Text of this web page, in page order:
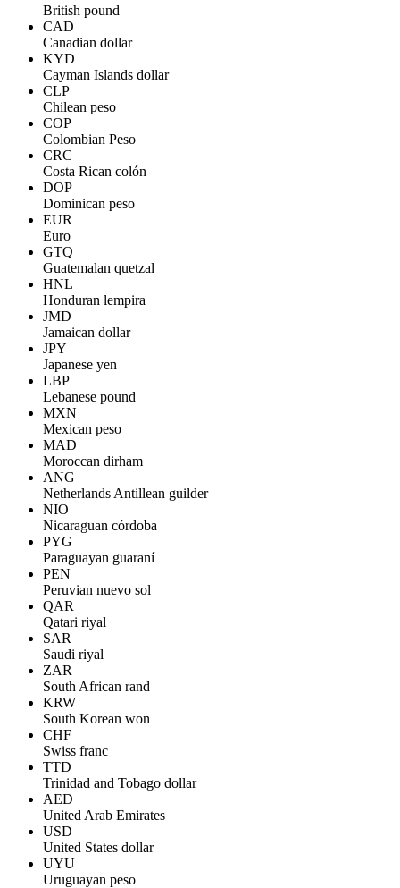
British pound
CAD
Canadian dollar
KYD
Cayman Islands dollar
CLP
Chilean peso
COP
Colombian Peso
CRC
Costa Rican colón
DOP
Dominican peso
EUR
Euro
GTQ
Guatemalan quetzal
HNL
Honduran lempira
JMD
Jamaican dollar
JPY
Japanese yen
LBP
Lebanese pound
MXN
Mexican peso
MAD
Moroccan dirham
ANG
Netherlands Antillean guilder
NIO
Nicaraguan córdoba
PYG
Paraguayan guaraní
PEN
Peruvian nuevo sol
QAR
Qatari riyal
SAR
Saudi riyal
ZAR
South African rand
KRW
South Korean won
CHF
Swiss franc
TTD
Trinidad and Tobago dollar
AED
United Arab Emirates
USD
United States dollar
UYU
Uruguayan peso